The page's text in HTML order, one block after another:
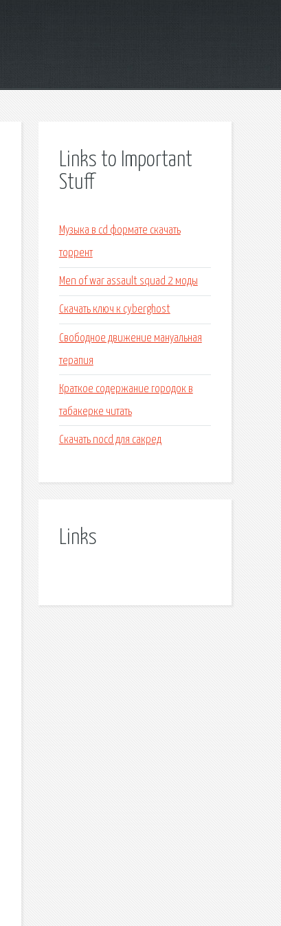
Links to Important
Stuff
Музыка в cd формате скачать
торрент
Men of war assault squad 2 моды
Скачать ключ к cyberghost
Свободное движение мануальная
терапия
Краткое содержание городок в
табакерке читать
Скачать nocd для сакред
Links